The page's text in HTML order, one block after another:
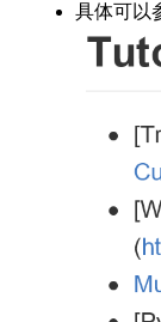
具体可以